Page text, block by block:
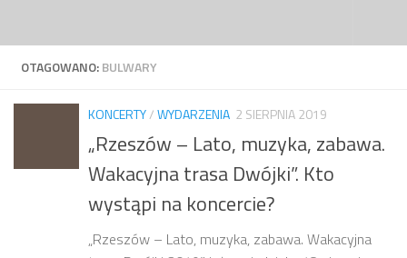
OTAGOWANO:BULWARY
KONCERTY/WYDARZENIA 2 SIERPNIA 2019
„Rzeszów – Lato, muzyka, zabawa.
Wakacyjna trasa Dwójki”. Kto
wystąpi na koncercie?
„Rzeszów – Lato, muzyka, zabawa. Wakacyjna